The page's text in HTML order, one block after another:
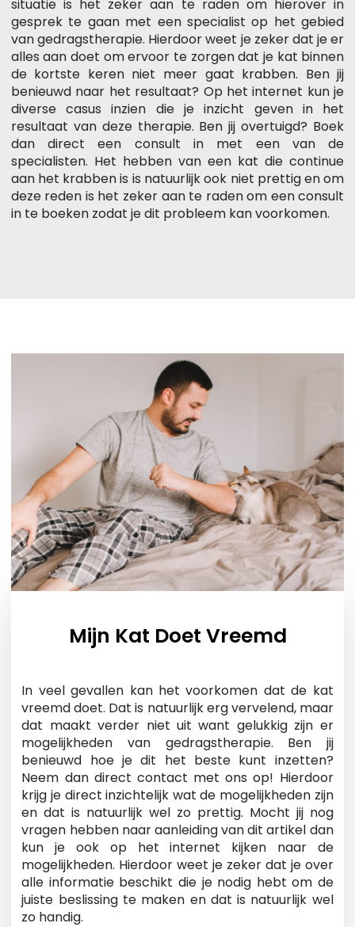
situatie is het zeker aan te raden om hierover in
gesprek te gaan met een specialist op het gebied
van gedragstherapie. Hierdoor weet je zeker dat je er
alles aan doet om ervoor te zorgen dat je kat binnen
de kortste keren niet meer gaat krabben. Ben jij
benieuwd naar het resultaat? Op het internet kun je
diverse casus inzien die je inzicht geven in het
resultaat van deze therapie. Ben jij overtuigd? Boek
dan direct een consult in met een van de
specialisten. Het hebben van een kat die continue
aan het krabben is is natuurlijk ook niet prettig en om
deze reden is het zeker aan te raden om een consult
in te boeken zodat je dit probleem kan voorkomen.
Mijn Kat Doet Vreemd
In veel gevallen kan het voorkomen dat de kat
vreemd doet. Dat is natuurlijk erg vervelend, maar
dat maakt verder niet uit want gelukkig zijn er
mogelijkheden van gedragstherapie. Ben jij
benieuwd hoe je dit het beste kunt inzetten?
Neem dan direct contact met ons op! Hierdoor
krijg je direct inzichtelijk wat de mogelijkheden zijn
en dat is natuurlijk wel zo prettig. Mocht jij nog
vragen hebben naar aanleiding van dit artikel dan
kun je ook op het internet kijken naar de
mogelijkheden. Hierdoor weet je zeker dat je over
alle informatie beschikt die je nodig hebt om de
juiste beslissing te maken en dat is natuurlijk wel
zo handig.